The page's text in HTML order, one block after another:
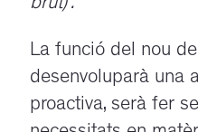
brut)”.
La funció del nou
desenvoluparà una
proactiva, serà fer